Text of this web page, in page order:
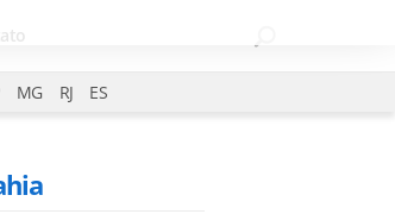
MG RJ ES